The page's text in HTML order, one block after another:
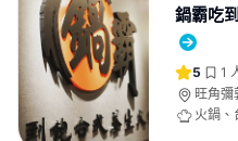
鍋霸吃
5 1
旺角
火鍋、